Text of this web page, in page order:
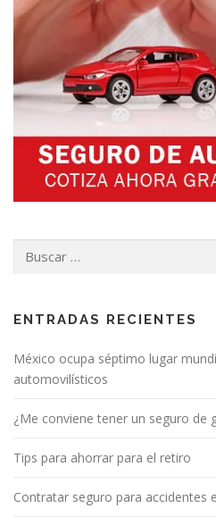
ENTRADAS RECIENTES
México ocupa séptimo lugar
automovilísticos
¿Me conviene tener un seguro de
Tips para ahorrar para el retiro
Contratar seguro para accidentes